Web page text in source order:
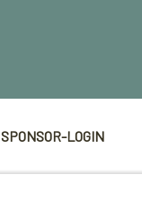
SPONSOR-LOGIN